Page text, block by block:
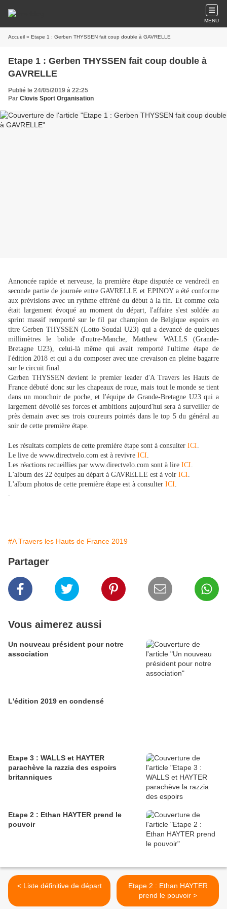
MENU
Accueil » Etape 1 : Gerben THYSSEN fait coup double à GAVRELLE
Etape 1 : Gerben THYSSEN fait coup double à
GAVRELLE
Publié le 24/05/2019 à 22:25
Par Clovis Sport Organisation
Annoncée rapide et nerveuse, la première étape disputée ce vendredi en
seconde partie de journée entre GAVRELLE et EPINOY a été conforme
aux prévisions avec un rythme effréné du début à la fin. Et comme cela
était largement évoqué au moment du départ, l'affaire s'est soldée au
sprint massif remporté sur le fil par champion de Belgique espoirs en
titre Gerben THYSSEN (Lotto-Soudal U23) qui a devancé de quelques
millimètres le bolide d'outre-Manche, Matthew WALLS (Grande-
Bretagne U23), celui-là même qui avait remporté l'ultime étape de
l'édition 2018 et qui a du composer avec une crevaison en pleine bagarre
sur le circuit final.
Gerben THYSSEN devient le premier leader d'A Travers les Hauts de
France débuté donc sur les chapeaux de roue, mais tout le monde se tient
dans un mouchoir de poche, et l'équipe de Grande-Bretagne U23 qui a
largement dévoilé ses forces et ambitions aujourd'hui sera à surveiller de
près demain avec ses trois coureurs pointés dans le top 5 du général au
soir de cette première étape.
Les résultats complets de cette première étape sont à consulter ICI.
Le live de www.directvelo.com est à revivre ICI.
Les réactions recueillies par www.directvelo.com sont à lire ICI.
L'album des 22 équipes au départ à GAVRELLE est à voir ICI.
L'album photos de cette première étape est à consulter ICI.
.
#A Travers les Hauts de France 2019
Partager
Vous aimerez aussi
Un nouveau président pour notre
association
L'édition 2019 en condensé
Etape 3 : WALLS et HAYTER
parachève la razzia des espoirs
britanniques
Etape 2 : Ethan HAYTER prend le
pouvoir
< Liste définitive de départ
Etape 2 : Ethan HAYTER
prend le pouvoir >